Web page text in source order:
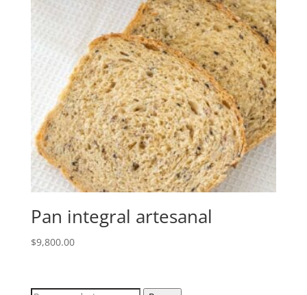
Pan integral artesanal
$9,800.00